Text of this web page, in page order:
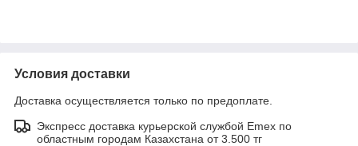
Условия доставки
Доставка осуществляется только по предоплате.
Экспресс доставка курьерской службой Emex по
областным городам Казахстана от 3.500 тг